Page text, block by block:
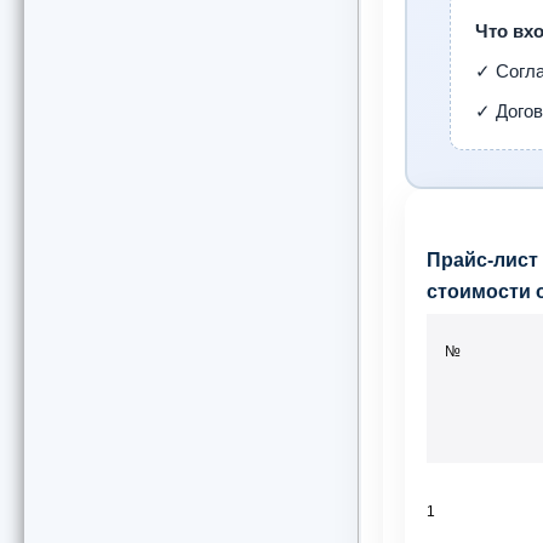
Что
✓
✓
Прайс-
стоимости
№
1